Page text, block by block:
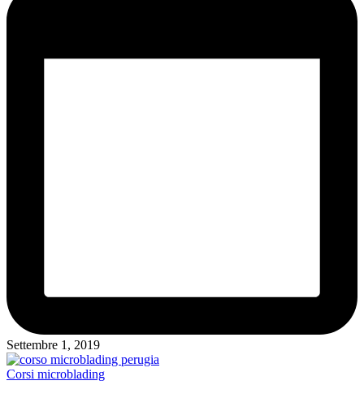
Settembre 1, 2019
Posted
Corsi microblading